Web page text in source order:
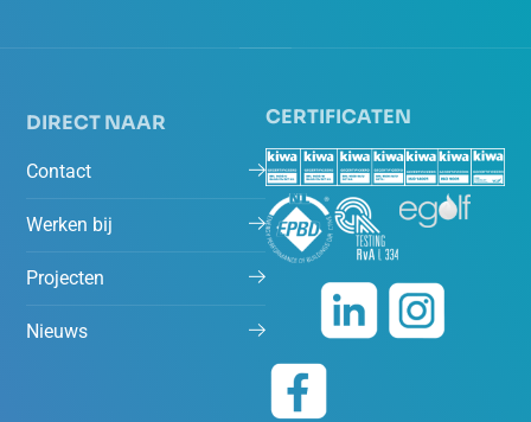
DIRECT NAAR
Contact
Werken bij
Projecten
Nieuws
CERTIFICATEN